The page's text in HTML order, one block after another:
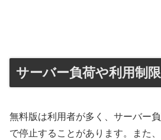
サーバー負荷や利用制
無料版は利用者が多く、サーバー
で停止することがあります。また